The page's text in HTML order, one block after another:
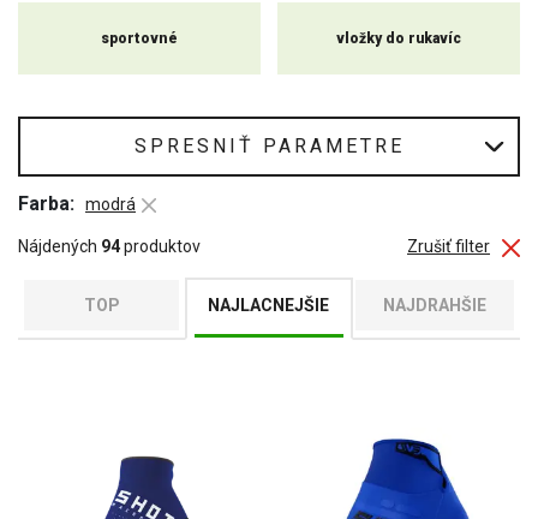
sportovné vložky do rukavíc
SPRESNIŤ PARAMETRE
Farba: modrá
Zrušiť filter
Nájdených 94produktov
TOP NAJLACNEJŠIE NAJDRAHŠIE